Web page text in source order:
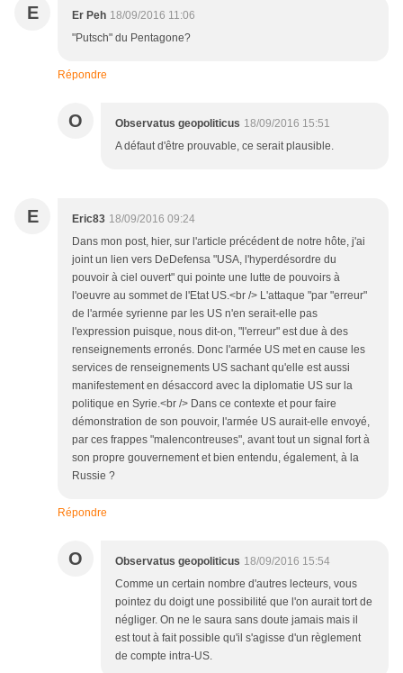
E Er Peh 18/09/2016 11:06
"Putsch" du Pentagone?
Répondre
O Observatus geopoliticus 18/09/2016 15:51
A défaut d'être prouvable, ce serait plausible.
E Eric83 18/09/2016 09:24
Dans mon post, hier, sur l'article précédent de notre hôte, j'ai
joint un lien vers DeDefensa "USA, l'hyperdésordre du
pouvoir à ciel ouvert" qui pointe une lutte de pouvoirs à
l'oeuvre au sommet de l'Etat US.<br /> L'attaque "par "erreur"
de l'armée syrienne par les US n'en serait-elle pas
l'expression puisque, nous dit-on, "l'erreur" est due à des
renseignements erronés. Donc l'armée US met en cause les
services de renseignements US sachant qu'elle est aussi
manifestement en désaccord avec la diplomatie US sur la
politique en Syrie.<br /> Dans ce contexte et pour faire
démonstration de son pouvoir, l'armée US aurait-elle envoyé,
par ces frappes "malencontreuses", avant tout un signal fort à
son propre gouvernement et bien entendu, également, à la
Russie ?
Répondre
O Observatus geopoliticus 18/09/2016 15:54
Comme un certain nombre d'autres lecteurs, vous
pointez du doigt une possibilité que l'on aurait tort de
négliger. On ne le saura sans doute jamais mais il
est tout à fait possible qu'il s'agisse d'un règlement
de compte intra-US.